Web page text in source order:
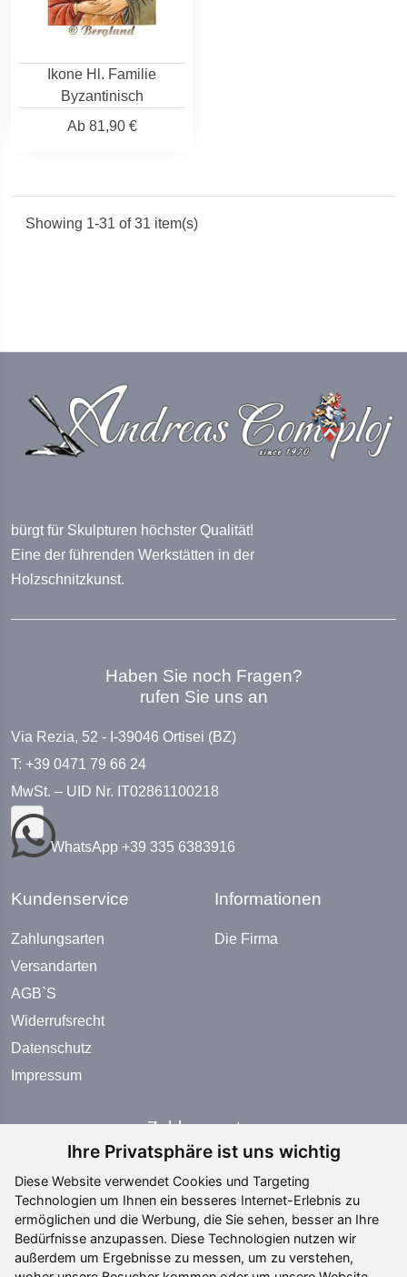
Ihre Privatsphäre ist uns wichtig
Diese Website verwendet Cookies und Targeting
Technologien um Ihnen ein besseres Internet-Erlebnis zu
ermöglichen und die Werbung, die Sie sehen, besser an Ihre
Bedürfnisse anzupassen. Diese Technologien nutzen wir
außerdem um Ergebnisse zu messen, um zu verstehen,
Ikone Hl. Familie
Byzantinisch
Ab81,90 €
Showing 1-31 of 31 item(s)
bürgt für Skulpturen höchster Qualität!
Eine der führenden Werkstätten in der
Holzschnitzkunst.
Haben Sie noch Fragen?
rufen Sie uns an
Via Rezia, 52 - I-39046 Ortisei (BZ)
T: +39 0471 79 66 24
MwSt. – UID Nr. IT02861100218
WhatsApp +39 335 6383916
Kundenservice
Zahlungsarten
Versandarten
AGB`S
Widerrufsrecht
Datenschutz
Impressum
Informationen
Die Firma
Zahlungsarten
Social Media